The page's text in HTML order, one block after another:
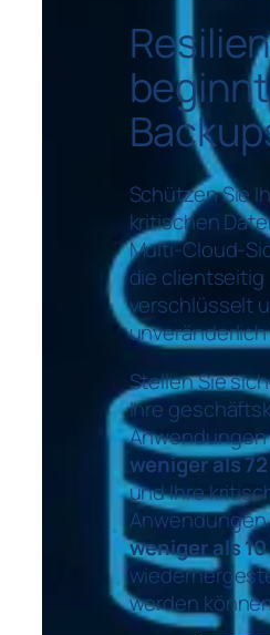
Schützen Sie
kritischen
Multi-Cloud-
die clientseitig
verschlüsselt
Stellen Sie
Ihre
Anwendungen
weniger als
und Ihre
Anwendungen
weniger als
werden